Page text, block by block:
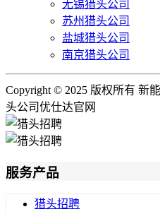
无锡猎头公司
苏州猎头公司
盐城猎头公司
南京猎头公司
Copyright © 2025 版权所有 新
头公司优仕达官网
服务产品
猎头招聘